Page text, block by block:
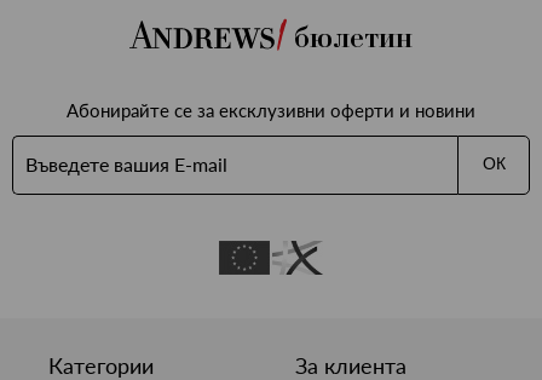
бюлетин
Абонирайте се за ексклузивни оферти и новини
ОК
Категории За клиента